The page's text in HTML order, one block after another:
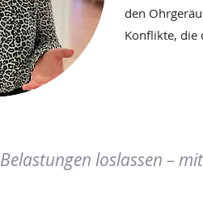
den
Konflikte, die
Belastungen loslassen –